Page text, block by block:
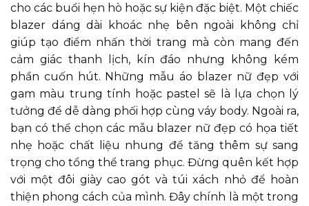
cho các buổi hẹn hò hoặc sự kiện đặc biệt. Một chiếc
blazer dáng dài khoác nhẹ bên ngoài không chỉ
giúp tạo điểm nhấn thời trang mà còn mang đến
cảm giác thanh lịch, kín đáo nhưng không kém
phần cuốn hút. Những mẫu áo blazer nữ đẹp với
gam màu trung tính hoặc pastel sẽ là lựa chọn lý
tưởng để dễ dàng phối hợp cùng váy body. Ngoài ra,
bạn có thể chọn các mẫu blazer nữ đẹp có họa tiết
nhẹ hoặc chất liệu nhung để tăng thêm sự sang
trọng cho tổng thể trang phục. Đừng quên kết hợp
với một đôi giày cao gót và túi xách nhỏ để hoàn
thiện phong cách của mình. Đây chính là một trong